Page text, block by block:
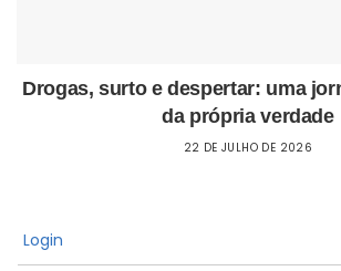
Drogas, surto e despertar: uma
da própria verdade
22 DE JULHO DE 2026
Login